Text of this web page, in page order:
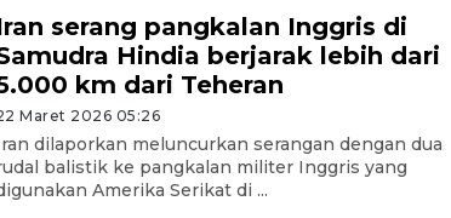
serang pangkalan Inggris di
Hindia berjarak lebih dari
km dari Teheran
Maret 2026 05:26
dilaporkan meluncurkan serangan dengan dua
balistik ke pangkalan militer Inggris yang
Amerika Serikat di ...